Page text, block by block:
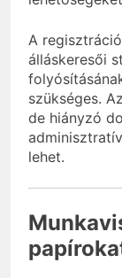
A
álláskeresői
szükséges.
de hiányzó
lehet.